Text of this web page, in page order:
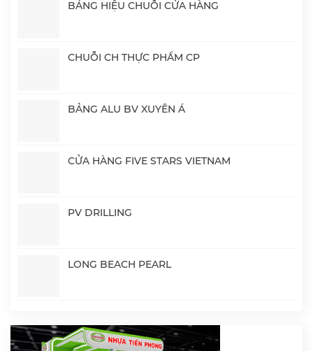
BẢNG HIỆU CHUỖI CỬA HÀNG
CHUỖI CH THỰC PHẨM CP
BẢNG ALU BV XUYÊN Á
CỬA HÀNG FIVE STARS VIETNAM
PV DRILLING
LONG BEACH PEARL